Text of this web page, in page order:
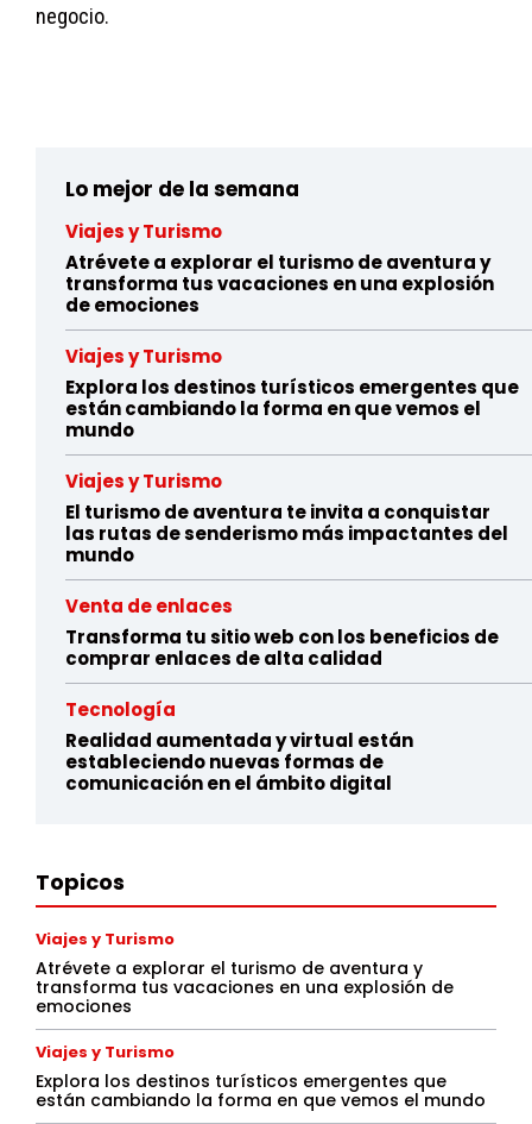
negocio.
Lo mejor de la semana
Viajes y Turismo
Atrévete a explorar el turismo de aventura y
transforma tus vacaciones en una explosión
de emociones
Viajes y Turismo
Explora los destinos turísticos emergentes que
están cambiando la forma en que vemos el
mundo
Viajes y Turismo
El turismo de aventura te invita a conquistar
las rutas de senderismo más impactantes del
mundo
Venta de enlaces
Transforma tu sitio web con los beneficios de
comprar enlaces de alta calidad
Tecnología
Realidad aumentada y virtual están
estableciendo nuevas formas de
comunicación en el ámbito digital
Topicos
Viajes y Turismo
Atrévete a explorar el turismo de aventura y
transforma tus vacaciones en una explosión de
emociones
Viajes y Turismo
Explora los destinos turísticos emergentes que
están cambiando la forma en que vemos el mundo